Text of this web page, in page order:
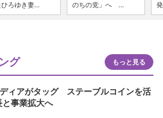
ひろゆき妻...
のちの党」へ ...
グ もっと見る
ィアがタッグ ステーブルコインを活
事業拡大へ